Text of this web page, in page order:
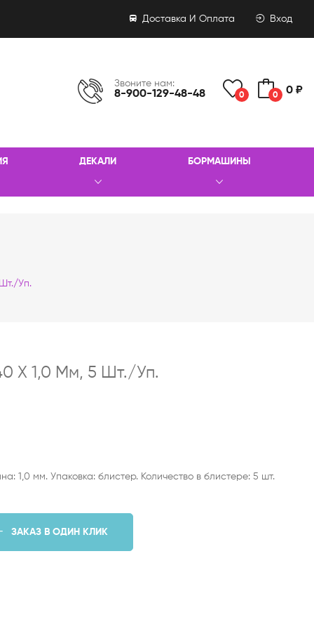
Доставка И Оплата Вход
Звоните нам:
8-900-129-48-48 0 0 0 ₽
ДЕКАЛИ БОРМАШИНЫ
уп.
Х 1,0 Мм, 5 Шт./уп.
1,0 мм. Упаковка: блистер. Количество в блистере: 5 шт.
ЗАКАЗ В ОДИН КЛИК